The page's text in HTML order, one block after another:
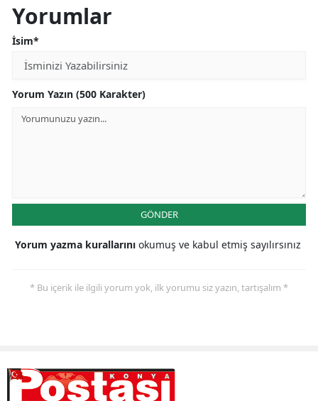
Ardahan
Yorumlar
İsim*
Yorum Yazın (500 Karakter)
GÖNDER
Yorum yazma kurallarını okumuş ve kabul etmiş sayılırsınız
* Bu içerik ile ilgili yorum yok, ilk yorumu siz yazın, tartışalım *